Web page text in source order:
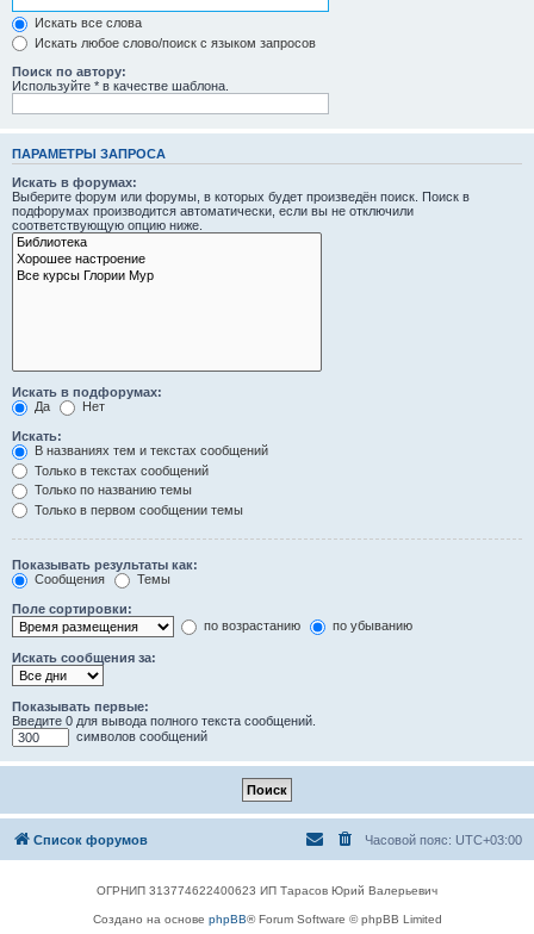
Искать все слова
Искать любое слово/поиск с языком запросов
Поиск по автору:
Используйте * в качестве шаблона.
ПАРАМЕТРЫ ЗАПРОСА
Искать в форумах:
Выберите форум или форумы, в которых будет произведён поиск. Поиск в
подфорумах производится автоматически, если вы не отключили
соответствующую опцию ниже.
Искать в подфорумах:
Да
Нет
Искать:
В названиях тем и текстах сообщений
Только в текстах сообщений
Только по названию темы
Только в первом сообщении темы
Показывать результаты как:
Сообщения
Темы
Поле сортировки:
по возрастанию
по убыванию
Искать сообщения за:
Показывать первые:
Введите 0 для вывода полного текста сообщений.
символов сообщений
Список форумов Часовой пояс: UTC+03:00
ОГРНИП 313774622400623 ИП Тарасов Юрий Валерьевич
Создано на основе phpBB® Forum Software © phpBB Limited